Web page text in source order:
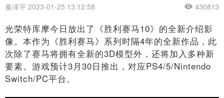
秦泽宇 2023-01-25 13:12:58 430813
光荣特库摩今日放出了《胜利赛马10》的全新介绍影
像。本作为《胜利赛马》系列时隔4年的全新作品，此
次除了赛马将拥有全新的3D模型外，还将加入多种新
要素。游戏预计3月30日推出，对应PS4/5/Nintendo
Switch/PC平台。